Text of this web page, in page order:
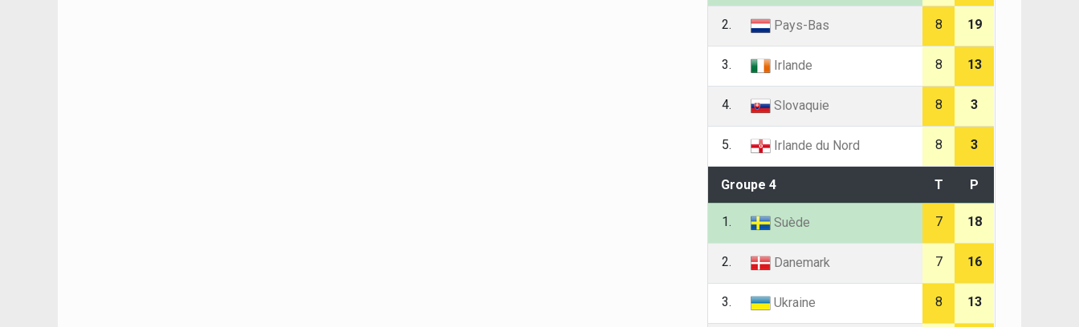
2. Pays-Bas 8 19
3. Irlande 8 13
4. Slovaquie 8 3
5. Irlande du Nord 8 3
Groupe 4 T P
1. Suède 7 18
2. Danemark 7 16
3. Ukraine 8 13